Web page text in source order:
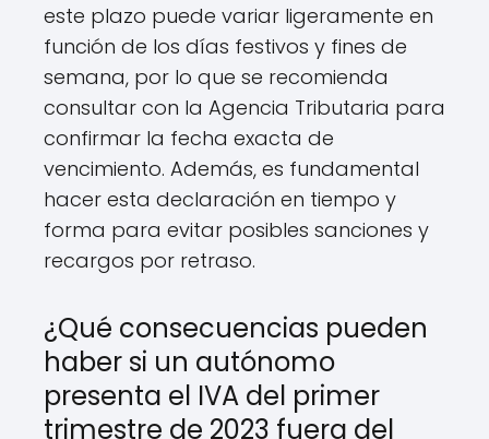
este plazo puede variar ligeramente en
función de los días festivos y fines de
semana, por lo que se recomienda
consultar con la Agencia Tributaria para
confirmar la fecha exacta de
vencimiento. Además, es fundamental
hacer esta declaración en tiempo y
forma para evitar posibles sanciones y
recargos por retraso.
¿Qué consecuencias pueden
haber si un autónomo
presenta el IVA del primer
trimestre de 2023 fuera del